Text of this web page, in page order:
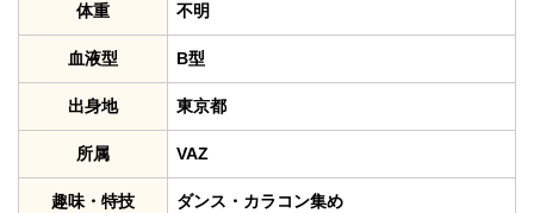
体重 不明
血液型 B型
出身地 東京都
所属 VAZ
趣味・特技 ダンス・カラコン集め